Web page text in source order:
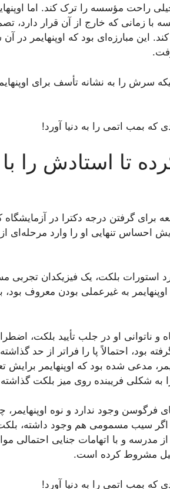
راحت مؤسسه را ترک کند. اما
با زمانی که خارج از آن قرار دارد،
کند. این مبارزه‌ای بود که اوپنهایمر
سرش را به نشانه تأسف برای
تا استادش را
برای گرفتن درجه دکترا در آزمایشگاه
احساس تنهایی او را وارد مرحله‌ای
استورات بلکت، یک فیزیکدان تجربی
اوپنهایمر به غیرعملی بودن معروف
و ناتوانی او در جلب تأیید بلکت،
بود، احتمالاً پا را فراتر از حد
مدعی شده بود که اوپنهایمر برایش
به شکلی فریبنده روی میز بلکت
فرگوسن وجود ندارد و نوه اوپنهایمر،
اگر سیب مسمومی هم وجود داشته،
مدرسه و با اتهامات جنایی احتمالی
مشروط کرده است.